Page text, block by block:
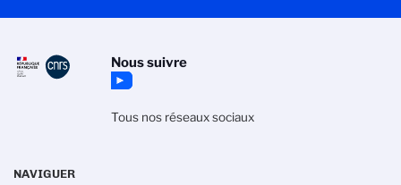
Nous suivre
Tous nos réseaux sociaux
NAVIGUER